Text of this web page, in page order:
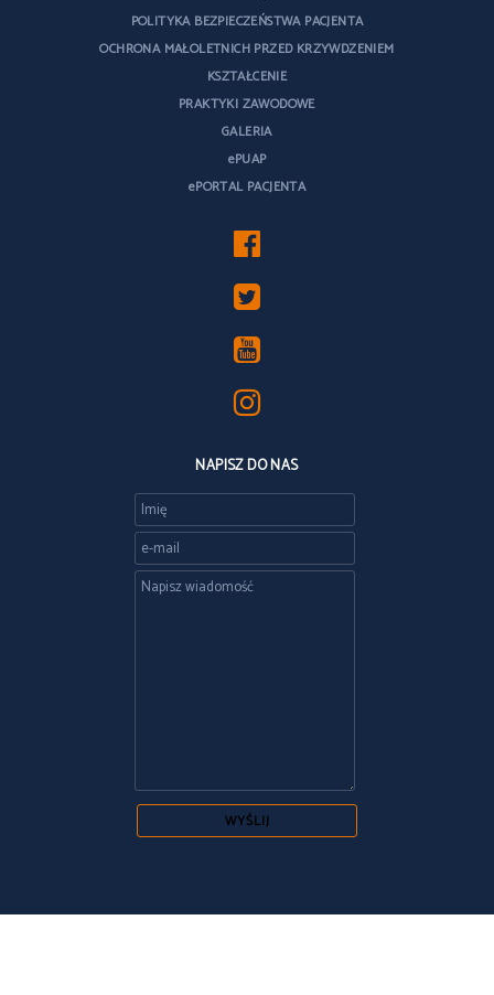
POLITYKA BEZPIECZEŃSTWA PACJENTA
OCHRONA MAŁOLETNICH PRZED KRZYWDZENIEM
KSZTAŁCENIE
PRAKTYKI ZAWODOWE
GALERIA
ePUAP
ePORTAL PACJENTA
NAPISZ DO NAS